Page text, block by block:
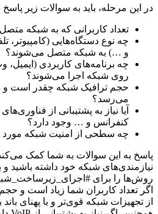
در این مرحله، باید به سوالات زیر پاسخ
تعداد کاربرانی که به شبکه
چه نوع دستگاه‌هایی (کامپیوتر،
و …) به شبکه متصل می‌شوند؟
روی شبکه اجرا می‌شوند؟
حجم ترافیک شبکه چقدر است و
می‌رسد؟
کنفرانس و … وجود دارد؟
چه سطحی از امنیت شبکه مورد
پاسخ به این سوالات به شما کمک
نیازمندی‌های شبکه خود داشته باشید و
روش‌ها را برای
اگر تعداد کاربران شما زیاد است و
از تجهیزات شبکه قوی‌تر و با پهنای